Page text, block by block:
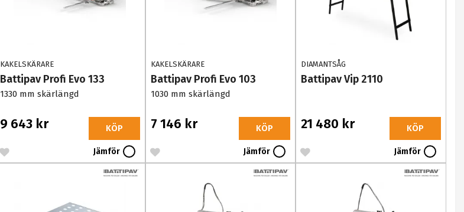
KAKELSKÄRARE
Battipav Profi Evo 133
1330 mm skärlängd
9 643 kr KÖP
Jämför
KAKELSKÄRARE
Battipav Profi Evo 103
1030 mm skärlängd
7 146 kr KÖP
Jämför
DIAMANTSÅG
Battipav Vip 2110
21 480 kr KÖP
Jämför